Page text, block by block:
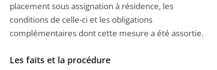
placement sous assignation à résidence, les
conditions de celle-ci et les obligations
complémentaires dont cette mesure a été assortie.
Les faits et la procédure